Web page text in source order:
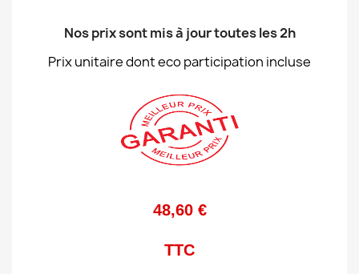
Nos prix sont mis à jour toutes les 2h
Prix unitaire dont eco participation incluse
48,60 €
TTC